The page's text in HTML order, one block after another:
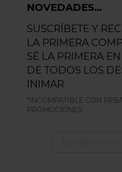
NOVEDADES...
SUSCRÍBETE Y
LA PRIMERA
SÉ LA PRIMERA
DE TODOS LOS
INIMAR
*INCOMPATIBLE CON
PROMOCIONES